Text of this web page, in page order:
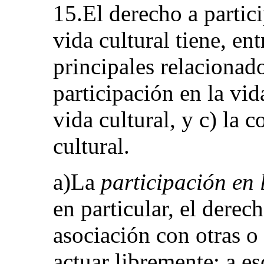
15.El derecho a
vida cultural tiene,
principales
participación en la
vida cultural, y c) la
cultural.
a)La participación
en particular, el
asociación con otras